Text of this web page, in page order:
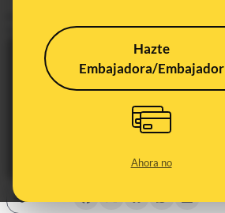
Hazte
Embajadora/Embajador
Ahora no
Actualizado elDec 1, 2024, 10:33:00 AM